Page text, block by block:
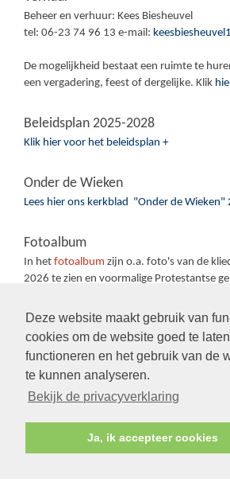
Deze website maakt gebruik van
cookies om de website goed te laten
functioneren en het gebruik van de
te kunnen analyseren.
Bekijk de privacyverklaring
Ja, ik accepteer cookies
Beheer en verhuur: Kees Biesheuvel
tel: 06-23 74 96 13 e-mail:
De mogelijkheid bestaat een ruimte te
een vergadering, feest of dergelijke. Klik
Beleidsplan 2025-2028
Klik hier voor het beleidsplan +
Onder de Wieken
Lees hier ons kerkblad "Onder de Wieken"
Fotoalbum
In het fotoalbum zijn o.a. foto's van de
2026 te zien en voormalige Protestantse
Volg ons op: